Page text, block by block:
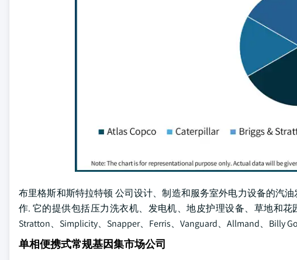
布里格斯和斯特拉特顿 公司设计、制造和服务室外电力设备的汽
作. 它的提供包括压力洗衣机、发电机、地皮护理设备、草地和
Stratton、Simplicity、Snapper、Ferris、Vanguard、Allmand、Billy
单相便携式常规基因集市场公司